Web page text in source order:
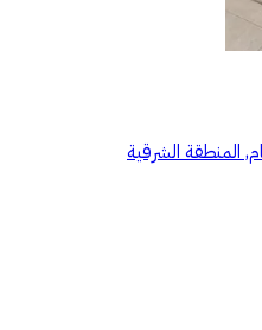
المنطقة الشرقية